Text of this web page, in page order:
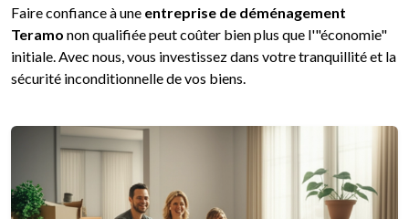
Faire confiance à une entreprise de déménagement
Teramo non qualifiée peut coûter bien plus que l'"économie"
initiale. Avec nous, vous investissez dans votre tranquillité et la
sécurité inconditionnelle de vos biens.